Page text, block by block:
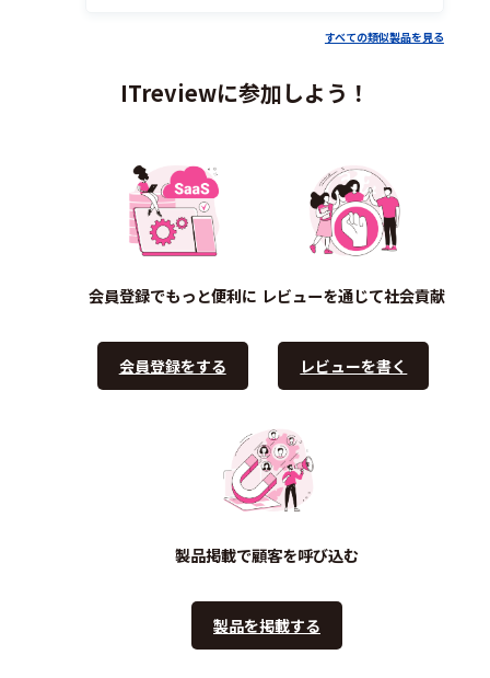
すべての類似製品を見る
ITreviewに参加しよう！
会員登録でもっと便利に
会員登録をする
レビューを通じて社会貢献
レビューを書く
製品掲載で顧客を呼び込む
製品を掲載する